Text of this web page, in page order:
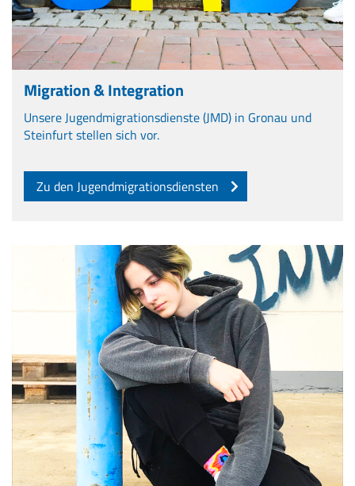
Migration & Integration
Unsere Jugendmigrationsdienste (JMD) in Gronau und
Steinfurt stellen sich vor.
Zu den Jugendmigrationsdiensten